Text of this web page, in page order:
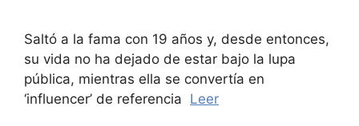
Saltó a la fama con 19 años y, desde entonces,
su vida no ha dejado de estar bajo la lupa
pública, mientras ella se convertía en
‘influencer’ de referencia Leer